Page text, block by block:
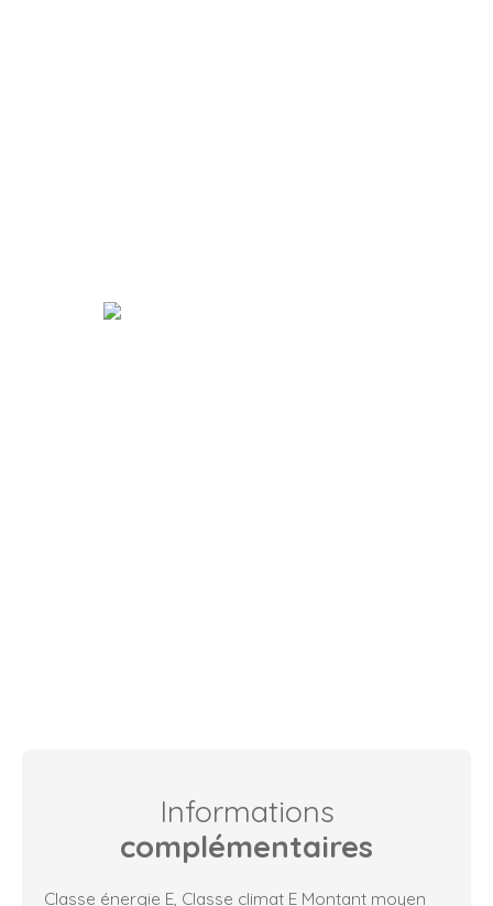
Informations
complémentaires
Classe énergie E, Classe climat E Montant moyen